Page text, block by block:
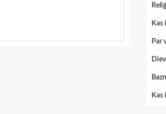
Kas
Par
Kas